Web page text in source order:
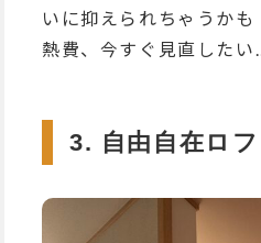
いに抑えられちゃうか
熱費、今すぐ見直したい
3. 自由自在ロフ